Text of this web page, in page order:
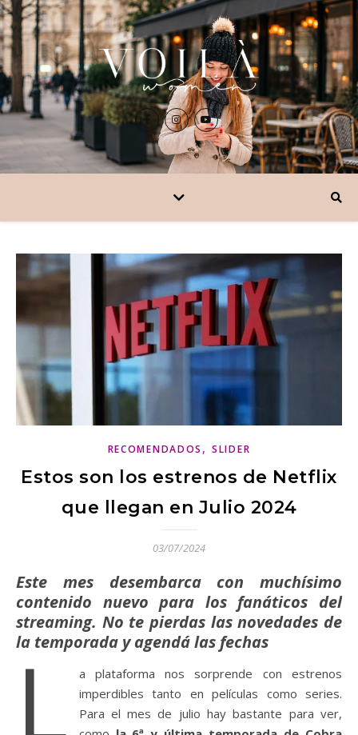
RECOMENDADOS ,SLIDER
Estos son los estrenos de Netflix
que llegan en Julio 2024
03/07/2024
Este mes desembarca con muchísimo
contenido nuevo para los fanáticos del
streaming. No te pierdas las novedades de
la temporada y agendá las fechas
L
a plataforma nos sorprende con estrenos
imperdibles tanto en películas como series.
Para el mes de julio hay bastante para ver,